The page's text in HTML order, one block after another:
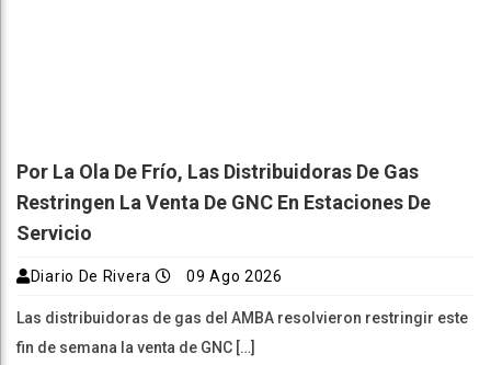
Por La Ola De Frío, Las Distribuidoras De Gas
Restringen La Venta De GNC En Estaciones De
Servicio
Diario De Rivera 09 Ago 2026
Las distribuidoras de gas del AMBA resolvieron restringir este
fin de semana la venta de GNC […]